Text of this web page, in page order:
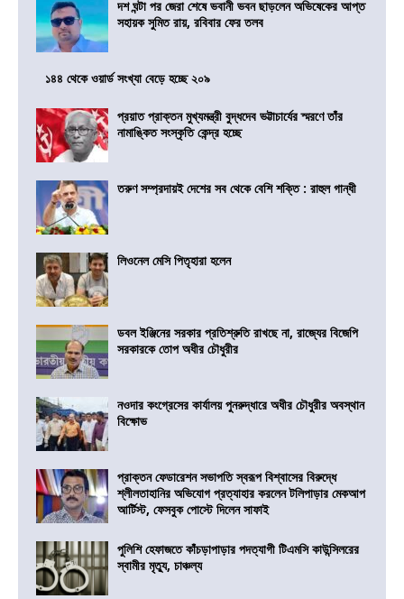
দশ ঘন্টা পর জেরা শেষে ভবানী ভবন ছাড়লেন অভিষেকের আপ্ত
সহায়ক সুমিত রায়, রবিবার ফের তলব
১৪৪ থেকে ওয়ার্ড সংখ্যা বেড়ে হচ্ছে ২০৯
প্রয়াত প্রাক্তন মুখ্যমন্ত্রী বুদ্ধদেব ভট্টাচার্যের স্মরণে তাঁর
নামাঙ্কিত সংস্কৃতি কেন্দ্র হচ্ছে
তরুণ সম্প্রদায়ই দেশের সব থেকে বেশি শক্তি : রাহুল গান্ধী
লিওনেল মেসি পিতৃহারা হলেন
ডবল ইঞ্জিনের সরকার প্রতিশ্রুতি রাখছে না, রাজ্যের বিজেপি
সরকারকে তোপ অধীর চৌধুরীর
নওদার কংগ্রেসের কার্যালয় পুনরুদ্ধারে অধীর চৌধুরীর অবস্থান
বিক্ষোভ
প্রাক্তন ফেডারেশন সভাপতি স্বরূপ বিশ্বাসের বিরুদ্ধে
শ্লীলতাহানির অভিযোগ প্রত্যাহার করলেন টলিপাড়ার মেকআপ
আর্টিস্ট, ফেসবুক পোস্টে দিলেন সাফাই
পুলিশি হেফাজতে কাঁচড়াপাড়ার পদত্যাগী টিএমসি কাউন্সিলরের
স্বামীর মৃত্যু, চাঞ্চল্য